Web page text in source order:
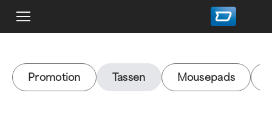
Promotion Tassen Mousepads